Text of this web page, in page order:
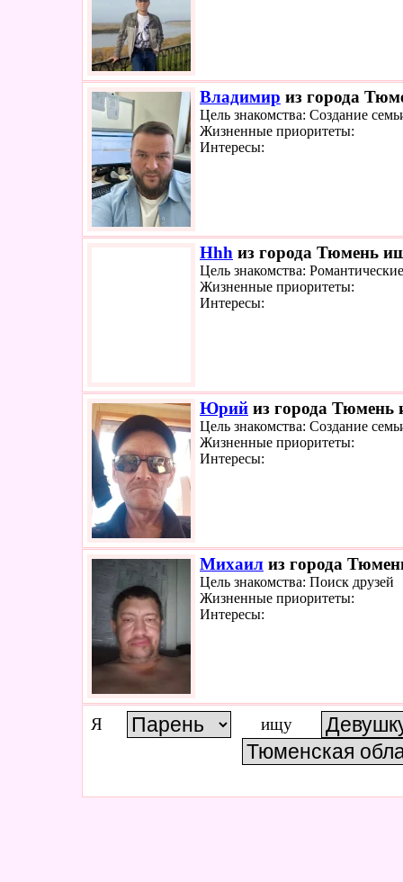
Владимир из города
Цель знакомства: Создание
Жизненные приоритеты:
Интересы:
Hhh из города Тюмень
Цель знакомства:
Жизненные приоритеты:
Интересы:
Юрий из города Тюмень
Цель знакомства: Создание
Жизненные приоритеты:
Интересы:
Михаил из города
Цель знакомства: Поиск друзей
Жизненные приоритеты:
Интересы:
Я ищу